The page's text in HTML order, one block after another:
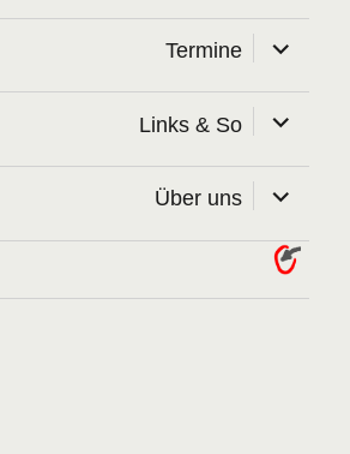
Termine öffnen
Links & So öffnen
Über uns öffnen